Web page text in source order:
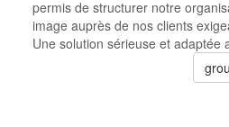
permis de structurer notre
image auprès de nos clients
Une solution sérieuse et adaptée